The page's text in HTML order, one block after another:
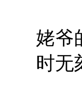
《
姥爷
时无